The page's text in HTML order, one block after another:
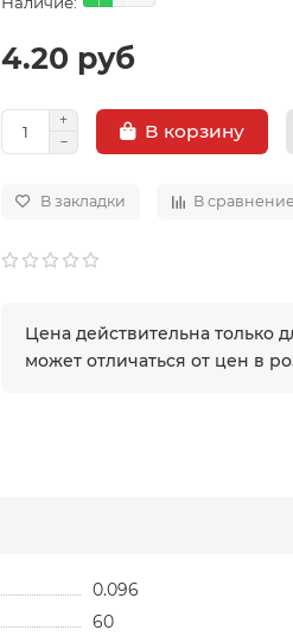
4.20 руб
В корзину
В закладки В сравнение
Цена действительна только
может отличаться от цен в
0.096
60